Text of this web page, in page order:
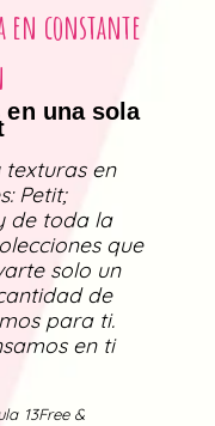
en constante
en una sola
texturas en
Petit;
de toda la
que
solo un
de
para ti.
en ti
13Free &